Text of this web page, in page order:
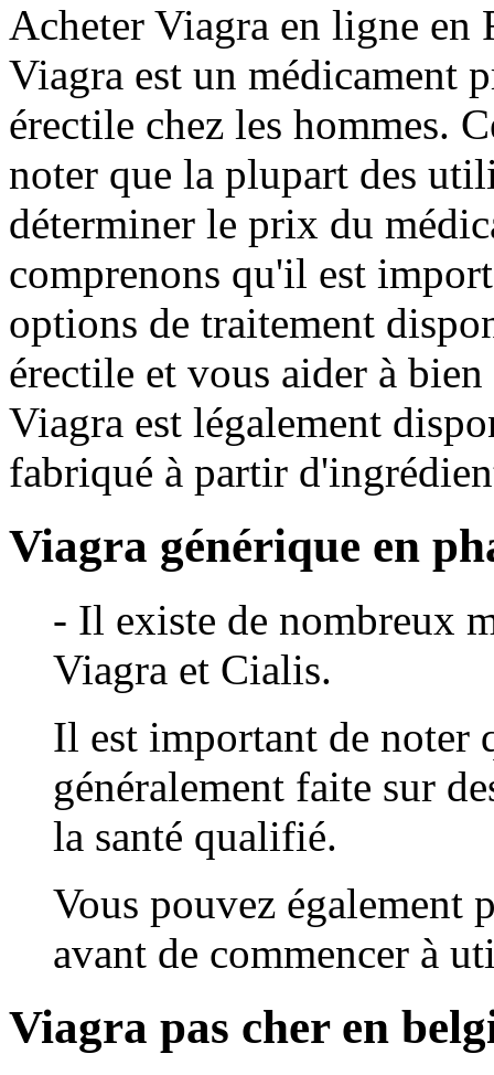
Acheter Viagra en ligne en
Viagra est un médicament
érectile chez les hommes.
noter que la plupart des
déterminer le prix du
comprenons qu'il est
options de traitement
érectile et vous aider à
Viagra est légalement
fabriqué à partir
Viagra générique en
- Il existe de nombreux
Viagra et Cialis.
Il est important de noter
généralement faite sur
la santé qualifié.
Vous pouvez également
avant de commencer à
Viagra pas cher en